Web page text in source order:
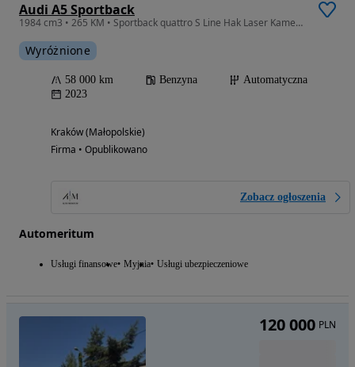
Audi A5 Sportback
1984 cm3 • 265 KM • Sportback quattro S Line Hak Laser Kamery 360 Serwis ASO FV23%
Wyróżnione
58 000 km Benzyna
Automatyczna
2023
Kraków (Małopolskie)
Firma • Opublikowano
Zobacz ogłoszenia
Automeritum
Usługi finansowe Myjnia Usługi ubezpieczeniowe
120 000 PLN